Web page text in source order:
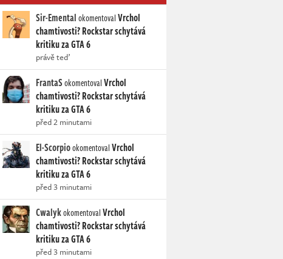
Sir-EmentalokomentovalVrchol
chamtivosti? Rockstar schytává
kritiku za GTA 6
právě teď
FrantaSokomentovalVrchol
chamtivosti? Rockstar schytává
kritiku za GTA 6
před 2 minutami
El-ScorpiookomentovalVrchol
chamtivosti? Rockstar schytává
kritiku za GTA 6
před 3 minutami
CwalykokomentovalVrchol
chamtivosti? Rockstar schytává
kritiku za GTA 6
před 3 minutami